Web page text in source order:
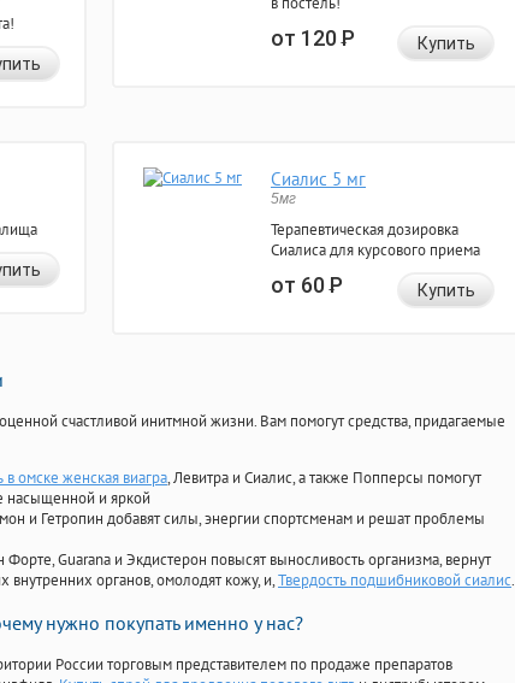
от 120Р Купить
Сиалис 5 мг
5мг
Терапевтическая дозировка
Сиалиса для курсового приема
от 60Р Купить
счастливой инитмной жизни. Вам помогут средства, придагаемые
в омске женская виагра, Левитра и Сиалис, а также Попперсы помогут
насыщенной и яркой
и Гетропин добавят силы, энергии спортсменам и решат проблемы
Guarana и Экдистерон повысят выносливость организма, вернут
внутренних органов, омолодят кожу, и,Твердость подшибниковой сиалис.
нужно покупать именно у нас?
России торговым представителем по продаже препаратов